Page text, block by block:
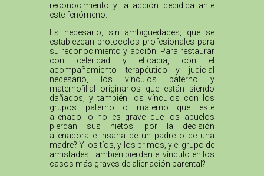
reconocimiento y la acción decidida ante
este fenómeno.
Es necesario, sin ambigüedades, que se
establezcan protocolos profesionales para
su reconocimiento y acción. Para restaurar
con celeridad y eficacia, con el
acompañamiento terapéutico y judicial
necesario, los vínculos paterno y
maternofilial originarios que están siendo
dañados, y también los vínculos con los
grupos paterno o materno que esté
alienado: o no es grave que los abuelos
pierdan sus nietos, por la decisión
alienadora e insana de un padre o de una
madre? Y los tíos, y los primos, y el grupo de
amistades, también pierdan el vínculo en los
casos más graves de alienación parental?